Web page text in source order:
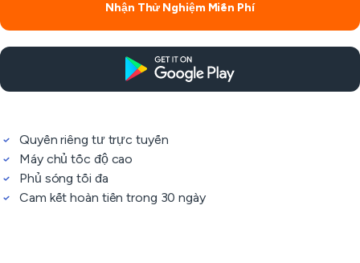
Nhận Thử Nghiệm Miễn Phí
Quyền riêng tư trực tuyến
Máy chủ tốc độ cao
Phủ sóng tối đa
Cam kết hoàn tiền trong 30 ngày